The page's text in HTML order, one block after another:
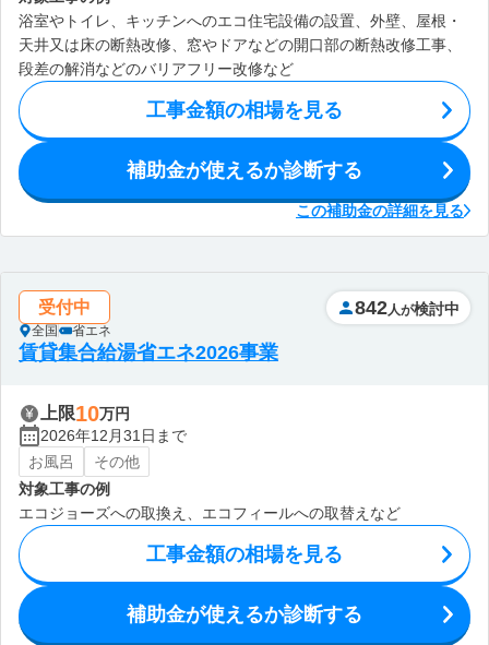
浴室やトイレ、キッチンへのエコ住宅設備の設置、外壁、屋根・
天井又は床の断熱改修、窓やドアなどの開口部の断熱改修工事、
段差の解消などのバリアフリー改修など
工事金額の相場を見る
補助金が使えるか診断する
この補助金の詳細を見る
受付中
全国 省エネ
842 人が検討中
賃貸集合給湯省エネ2026事業
上限10万円
2026年12月31日まで
お風呂
その他
対象工事の例
エコジョーズへの取換え、エコフィールへの取替えなど
工事金額の相場を見る
補助金が使えるか診断する